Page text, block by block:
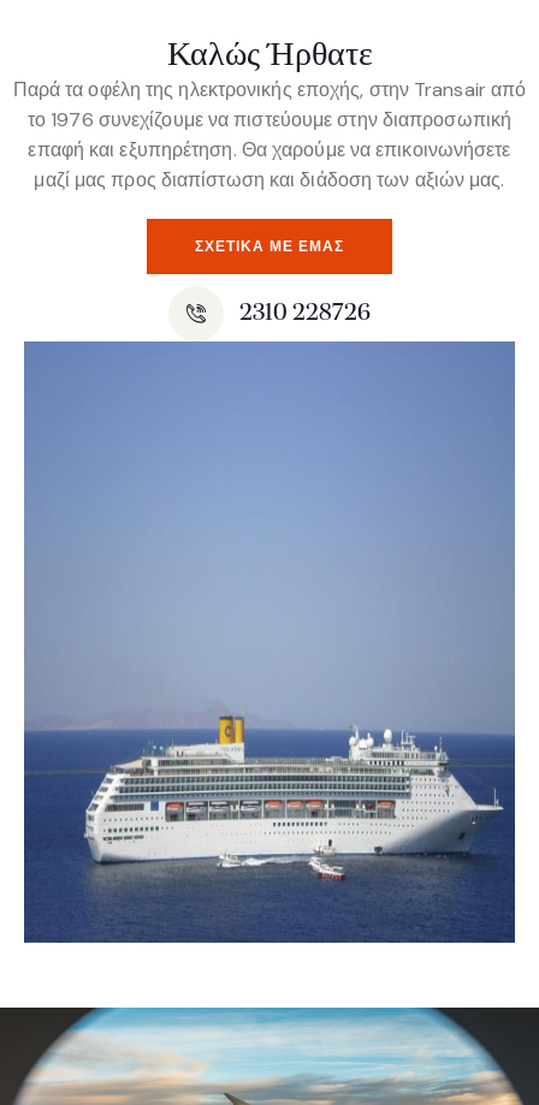
Καλώς Ήρθατε
Παρά τα οφέλη της ηλεκτρονικής εποχής, στην Transair από
το 1976 συνεχίζουμε να πιστεύουμε στην διαπροσωπική
επαφή και εξυπηρέτηση. Θα χαρούμε να επικοινωνήσετε
μαζί μας προς διαπίστωση και διάδοση των αξιών μας.
ΣΧΕΤΙΚΆ ΜΕ ΕΜΆΣ
2310 228726